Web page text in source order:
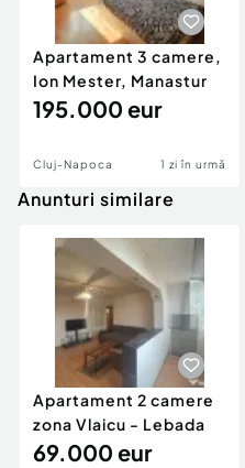
Apartament 3 camere,
Ion Mester, Manastur
195.000 eur
Cluj-Napoca 1 zi în urmă
Anunturi similare
Apartament 2 camere
zona Vlaicu - Lebada
69.000 eur